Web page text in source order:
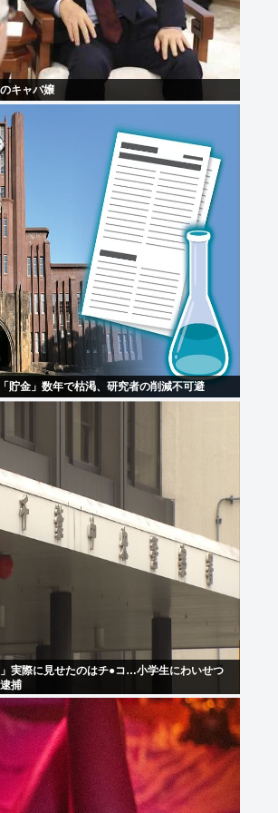
キャバ嬢
貯金」数年で枯渇、研究者の削減不可避
」実際に見せたのはチ●コ…小学生にわいせつ
捕